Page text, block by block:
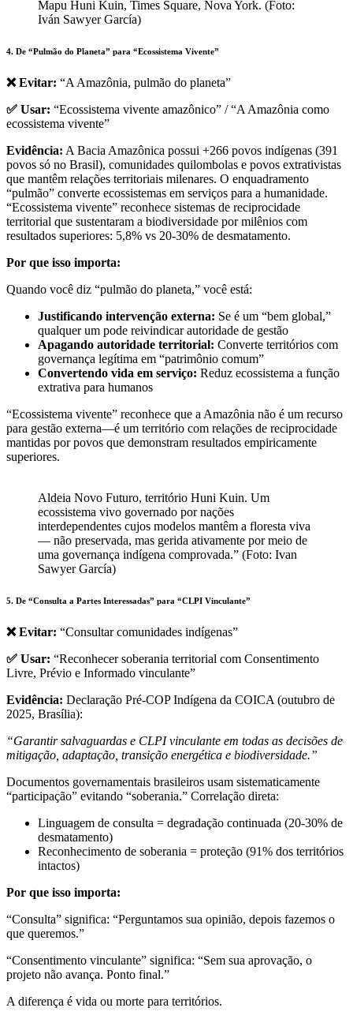
Mapu Huni Kuin, Times Square, Nova York. (Foto:
Iván Sawyer García)
4. De “Pulmão do Planeta” para “Ecossistema Vivente”
❌ Evitar: “A Amazônia, pulmão do planeta”
✅ Usar: “Ecossistema vivente amazônico” / “A Amazônia como
ecossistema vivente”
Evidência: A Bacia Amazônica possui +266 povos indígenas (391
povos só no Brasil), comunidades quilombolas e povos extrativistas
que mantêm relações territoriais milenares. O enquadramento
“pulmão” converte ecossistemas em serviços para a humanidade.
“Ecossistema vivente” reconhece sistemas de reciprocidade
territorial que sustentaram a biodiversidade por milênios com
resultados superiores: 5,8% vs 20-30% de desmatamento.
Por que isso importa:
Quando você diz “pulmão do planeta,” você está:
Justificando intervenção externa: Se é um “bem global,”
qualquer um pode reivindicar autoridade de gestão
Apagando autoridade territorial: Converte territórios com
governança legítima em “patrimônio comum”
Convertendo vida em serviço: Reduz ecossistema a função
extrativa para humanos
“Ecossistema vivente” reconhece que a Amazônia não é um recurso
para gestão externa—é um território com relações de reciprocidade
mantidas por povos que demonstram resultados empiricamente
superiores.
Aldeia Novo Futuro, território Huni Kuin. Um
ecossistema vivo governado por nações
interdependentes cujos modelos mantêm a floresta viva
— não preservada, mas gerida ativamente por meio de
uma governança indígena comprovada.” (Foto: Ivan
Sawyer García)
5. De “Consulta a Partes Interessadas” para “CLPI Vinculante”
❌ Evitar: “Consultar comunidades indígenas”
✅ Usar: “Reconhecer soberania territorial com Consentimento
Livre, Prévio e Informado vinculante”
Evidência: Declaração Pré-COP Indígena da COICA (outubro de
2025, Brasília):
“Garantir salvaguardas e CLPI vinculante em todas as decisões de
mitigação, adaptação, transição energética e biodiversidade.”
Documentos governamentais brasileiros usam sistematicamente
“participação” evitando “soberania.” Correlação direta:
Linguagem de consulta = degradação continuada (20-30% de
desmatamento)
Reconhecimento de soberania = proteção (91% dos territórios
intactos)
Por que isso importa:
“Consulta” significa: “Perguntamos sua opinião, depois fazemos o
que queremos.”
“Consentimento vinculante” significa: “Sem sua aprovação, o
projeto não avança. Ponto final.”
A diferença é vida ou morte para territórios.